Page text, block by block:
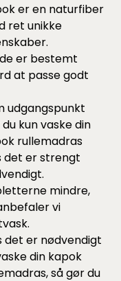
er en naturfiber
ret unikke
er bestemt
at passe godt
udgangspunkt
kun vaske din
rullemadras
det er strengt
mindre,
vi
det er nødvendigt
din kapok
så gør du